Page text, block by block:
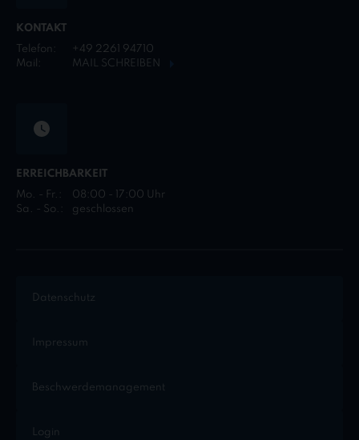
KONTAKT
Telefon:
+49 2261 94710
Mail:
MAIL SCHREIBEN
ERREICHBARKEIT
Mo. - Fr.:
08:00 - 17:00 Uhr
Sa. - So.:
geschlossen
Datenschutz
Impressum
Beschwerdemanagement
Login